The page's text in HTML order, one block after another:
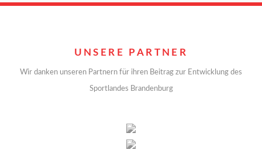
UNSERE PARTNER
Wir danken unseren Partnern für ihren Beitrag zur Entwicklung des
Sportlandes Brandenburg